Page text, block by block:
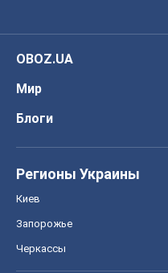
OBOZ.UA
Мир
Блоги
Регионы Украины
Киев
Запорожье
Черкассы